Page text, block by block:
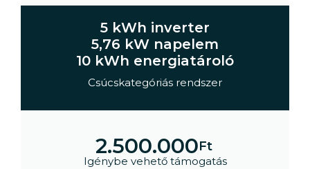
5 kWh inverter
5,76 kW napelem
10 kWh energiatároló
Csúcskategóriás rendszer
2.500.000Ft
Igénybe vehető támogatás